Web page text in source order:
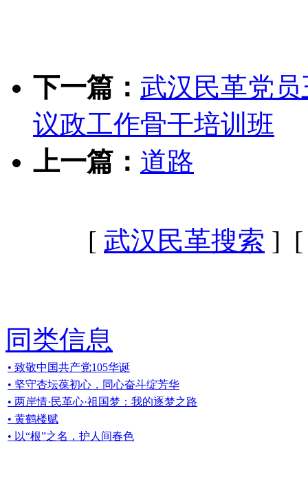
下一篇： 武汉民革党
议政工作骨干培训班
上一篇： 道路
[ 武汉民革搜索 ]
同类信息
• 致敬中国共产党105华诞
• 坚守杏坛葆初心，同心奋斗绽芳华
• 两岸情·民革心·祖国梦：我的逐梦之路
• 黄鹤楼赋
• 以“根”之名，护人间春色